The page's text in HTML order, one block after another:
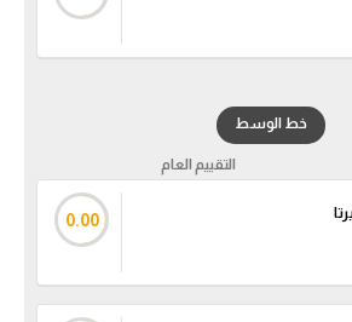
خط الوسط
التقييم العام
0.00